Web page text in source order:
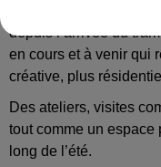
depuis l’arrivée du
en cours et à venir qui
créative, plus
Des ateliers, visites
tout comme un espace
long de l’été.